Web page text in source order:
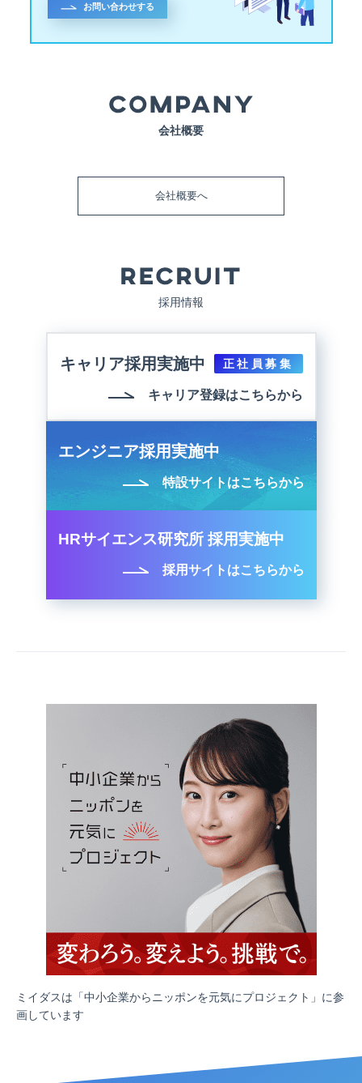
お問い合わせする
会社概要
会社概要へ
採用情報
キャリア採用実施中 正社員募集
キャリア登録はこちらから
エンジニア採用実施中
特設サイトはこちらから
HRサイエンス研究所 採用実施中
採用サイトはこちらから
ミイダスは「中小企業からニッポンを元気にプロジェクト」に参
画しています